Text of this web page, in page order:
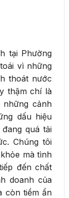
tại Phường
vì những
thoát nước
thậm chí là
cảnh
dấu hiệu
quá tải
Chúng tôi
mà tình
đến chất
doanh của
còn tiềm ẩn